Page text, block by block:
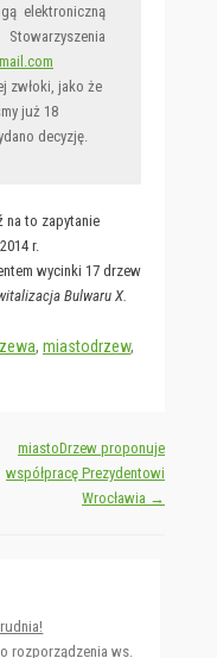
elektroniczną
zwłoki, jako że
już 18
decyzję.
na to zapytanie
r.
wycinki 17 drzew
Bulwaru X.
, miastodrzew,
miastoDrzew proponuje
współpracę Prezydentowi
Wrocławia →
rozporządzenia ws.